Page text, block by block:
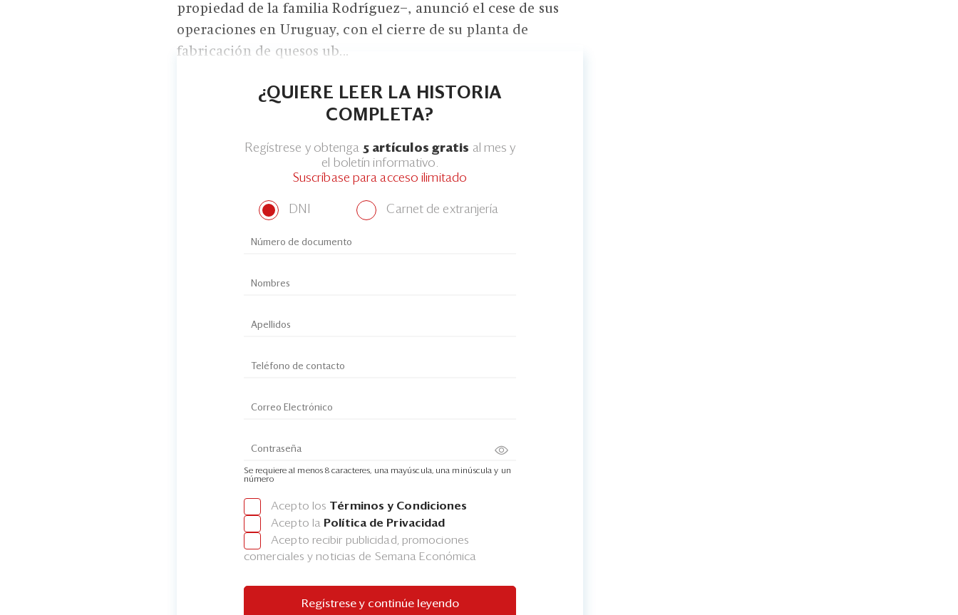
propiedad de la familia Rodríguez–, anunció el cese de sus
operaciones en Uruguay, con el cierre de su planta de
fabricación de quesos ub...
¿QUIERE LEER LA HISTORIA
COMPLETA?
Regístrese y obtenga 5 artículos gratis al mes y
el boletín informativo.
Suscríbase para acceso ilimitado
DNI Carnet de extranjería
Se requiere al menos 8 caracteres, una mayúscula, una minúscula y un
número
Acepto los Términos y Condiciones
Acepto la Política de Privacidad
Acepto recibir publicidad, promociones
comerciales y noticias de Semana Económica
Regístrese y continúe leyendo